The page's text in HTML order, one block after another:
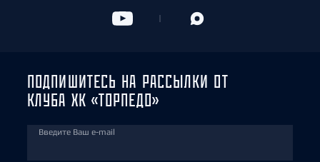
ПОДПИШИТЕСЬ НА РАССЫЛКИ ОТ
КЛУБА ХК «ТОРПЕДО»
Введите Ваш e-mail